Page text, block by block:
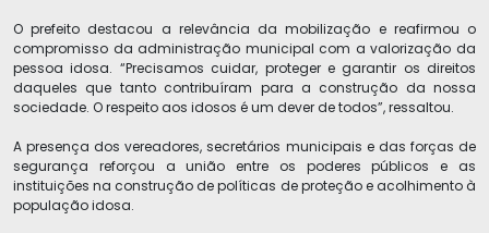
O prefeito destacou a relevância da mobilização e reafirmou o
compromisso da administração municipal com a valorização da
pessoa idosa. “Precisamos cuidar, proteger e garantir os direitos
daqueles que tanto contribuíram para a construção da nossa
sociedade. O respeito aos idosos é um dever de todos”, ressaltou.
A presença dos vereadores, secretários municipais e das forças de
segurança reforçou a união entre os poderes públicos e as
instituições na construção de políticas de proteção e acolhimento à
população idosa.